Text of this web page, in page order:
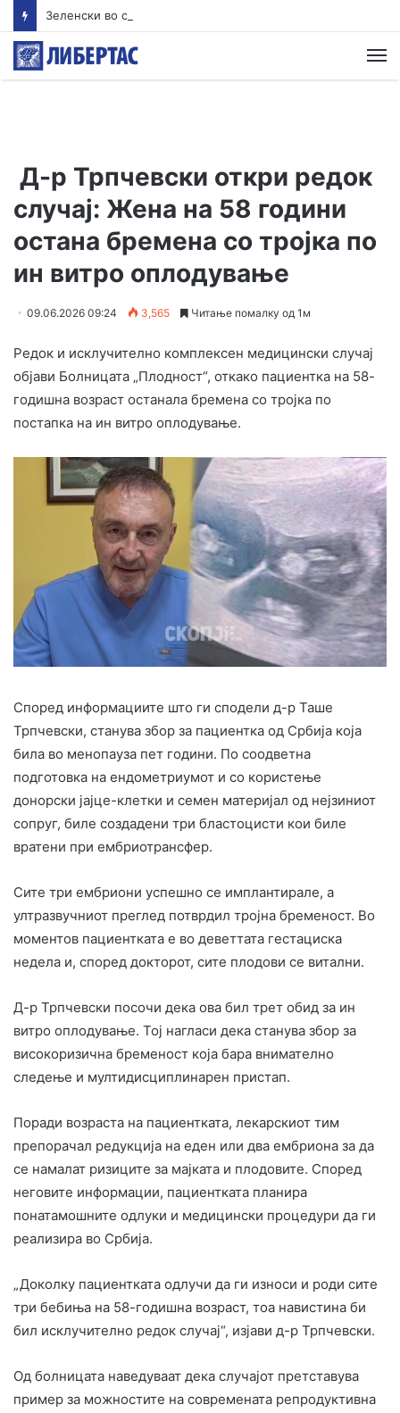
Зеленски во сабота доаѓа во Белград
Д-р Трпчевски откри редок
случај: Жена на 58 години
остана бремена со тројка по
ин витро оплодување
09.06.2026 09:24 3,565 Читање помалку од 1м
Редок и исклучително комплексен медицински случај
објави Болницата „Плодност“, откако пациентка на 58-
годишна возраст останала бремена со тројка по
постапка на ин витро оплодување.
Според информациите што ги сподели д-р Таше
Трпчевски, станува збор за пациентка од Србија која
била во менопауза пет години. По соодветна
подготовка на ендометриумот и со користење
донорски јајце-клетки и семен материјал од нејзиниот
сопруг, биле создадени три бластоцисти кои биле
вратени при ембриотрансфер.
Сите три ембриони успешно се имплантирале, а
ултразвучниот преглед потврдил тројна бременост. Во
моментов пациентката е во деветтата гестациска
недела и, според докторот, сите плодови се витални.
Д-р Трпчевски посочи дека ова бил трет обид за ин
витро оплодување. Тој нагласи дека станува збор за
високоризична бременост која бара внимателно
следење и мултидисциплинарен пристап.
Поради возраста на пациентката, лекарскиот тим
препорачал редукција на еден или два ембриона за да
се намалат ризиците за мајката и плодовите. Според
неговите информации, пациентката планира
понатамошните одлуки и медицински процедури да ги
реализира во Србија.
„Доколку пациентката одлучи да ги износи и роди сите
три бебиња на 58-годишна возраст, тоа навистина би
бил исклучително редок случај“, изјави д-р Трпчевски.
Од болницата наведуваат дека случајот претставува
пример за можностите на современата репродуктивна